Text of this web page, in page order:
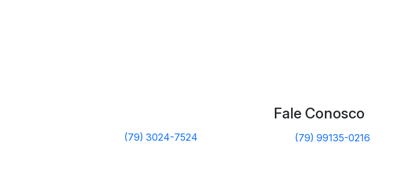
Fale Conosco
(79) 3024-7524
(79) 99135-0216